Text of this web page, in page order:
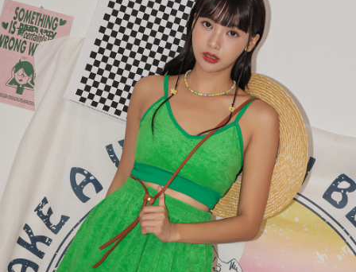
「AFTEE先享後付」，若未經同意申辦者引起之損失，本公司不負相關責
任。
４．使用「AFTEE先享後付」時，將依據個別帳號之用戶狀況，依本公司即
時審查核予不同之上限額度；若仍有額度不足之情形，本公司將視審查結果
請求用戶進行身份認證。
５．嚴禁一人註冊多個帳號或使用他人資訊註冊。若發現惡意使用之情形，
恩沛科技股份有限公司將有權停止該用戶之使用額度並採取法律行動。
宅配
每筆NT$100，滿NT$2,500(含以上)免運費
國家/地區配送